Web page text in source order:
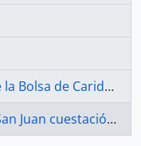
Bolsa de Caridad.
cuestación 2009.